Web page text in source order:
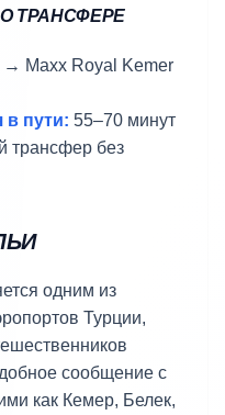
ТРАНСФЕРЕ
→ Maxx Royal Kemer
в пути: 55–70 минут
трансфер без
одним из
Турции,
сообщение с
как Кемер, Белек,